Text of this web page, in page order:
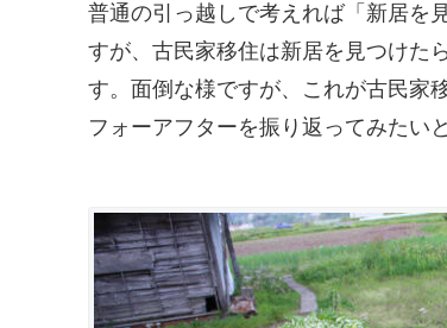
普通の引っ越しで考えれば「新居を
すが、古民家移住は新居を見つけた
す。面倒な様ですが、これが古民家
フォーアフターを振り返ってみたい